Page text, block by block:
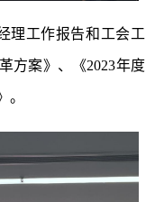
理工作报告和工会工
方案》、《2023年度
。